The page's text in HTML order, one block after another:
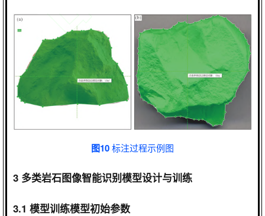
图10标注过程示例图
3 多类岩石图像智能识别模型设计与训练
3.1 模型训练模型初始参数